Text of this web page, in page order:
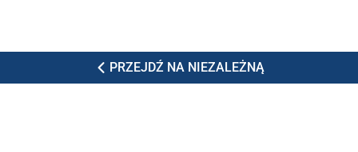
PRZEJDŹ NA NIEZALEŻNĄ